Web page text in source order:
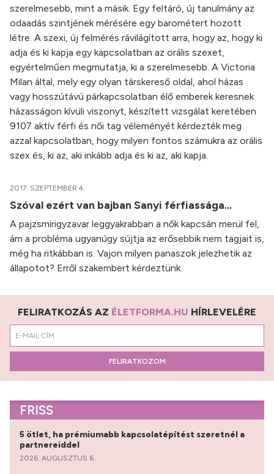
szerelmesebb, mint a másik. Egy feltáró, új tanulmány az
odaadás szintjének mérésére egy barométert hozott
létre. A szexi, új felmérés rávilágított arra, hogy az, hogy ki
adja és ki kapja egy kapcsolatban az orális szexet,
egyértelműen megmutatja, ki a szerelmesebb. A Victoria
Milan által, mely egy olyan társkereső oldal, ahol házas
vagy hosszútávú párkapcsolatban élő emberek keresnek
házasságon kívüli viszonyt, készített vizsgálat keretében
9107 aktív férfi és női tag véleményét kérdezték meg
azzal kapcsolatban, hogy milyen fontos számukra az orális
szex és, ki az, aki inkább adja és ki az, aki kapja.
2017. SZEPTEMBER 4.
Szóval ezért van bajban Sanyi férfiassága...
A pajzsmirigyzavar leggyakrabban a nők kapcsán merül fel,
ám a probléma ugyanúgy sújtja az erősebbik nem tagjait is,
még ha ritkábban is. Vajon milyen panaszok jelezhetik az
állapotot? Erről szakembert kérdeztünk.
FELIRATKOZÁS AZ ÉLETFORMA.HU HÍRLEVELÉRE
FELIRATKOZOM
FRISS
5 ötlet, ha prémiumabb kapcsolatépítést szeretnél a
partnereiddel
2026. AUGUSZTUS 6.